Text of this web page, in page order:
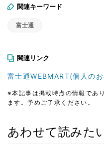
関連キーワード
富士通
関連リンク
富士通WEBMART(個人の
※本記事は掲載時点の情報であ
ます。予めご了承ください。
あわせて読みた